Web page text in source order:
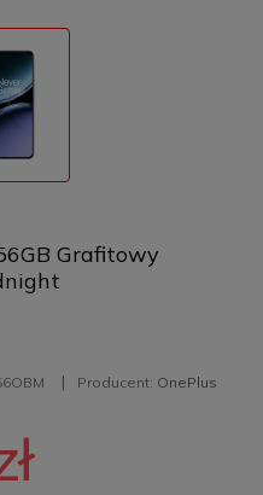
Grafitowy
Producent: OnePlus